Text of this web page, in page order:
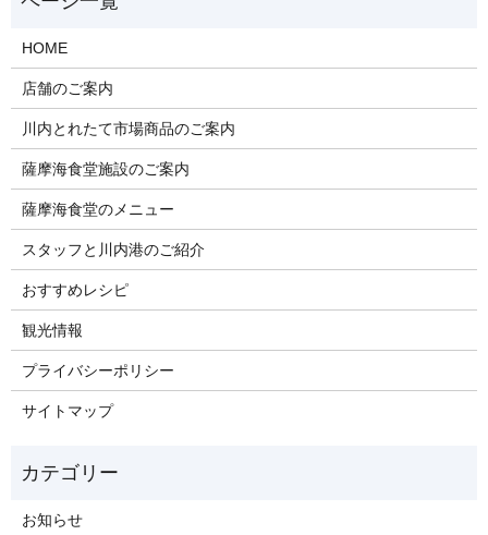
HOME
店舗のご案内
川内とれたて市場商品のご案内
薩摩海食堂施設のご案内
薩摩海食堂のメニュー
スタッフと川内港のご紹介
おすすめレシピ
観光情報
プライバシーポリシー
サイトマップ
お知らせ